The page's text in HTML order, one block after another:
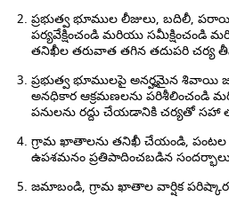
ప్రభుత్వ భూముల లీజులు, బదిలీ,
పర్యవేక్షించండి మరియు
తనిఖీల తరువాత తగిన తదుపరి చర్య
ప్రభుత్వ భూములపై ​​అనర్హమైన శివాయి
అనధికార ఆక్రమణలను పరిశీలించండి
పనులను రద్దు చేయడానికి చర్యతో సహా
గ్రామ ఖాతాలను తనిఖీ చేయండి,
ఉపశమనం ప్రతిపాదించబడిన
జమాబండి, గ్రామ ఖాతాల వార్షిక